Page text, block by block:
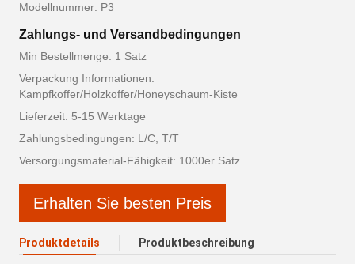
Modellnummer: P3
Zahlungs- und Versandbedingungen
Min Bestellmenge: 1 Satz
Verpackung Informationen:
Kampfkoffer/Holzkoffer/Honeyschaum-Kiste
Lieferzeit: 5-15 Werktage
Zahlungsbedingungen: L/C, T/T
Versorgungsmaterial-Fähigkeit: 1000er Satz
Erhalten Sie besten Preis
Produktdetails Produktbeschreibung